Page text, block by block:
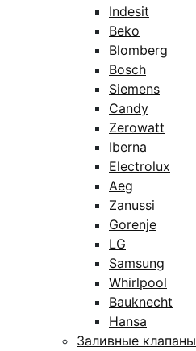
Indesit
Beko
Blomberg
Bosch
Siemens
Candy
Zerowatt
Iberna
Electrolux
Aeg
Zanussi
Gorenje
LG
Samsung
Whirlpool
Bauknecht
Hansa
Заливные клапаны